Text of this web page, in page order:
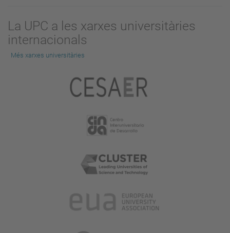
La UPC a les xarxes universitàries
internacionals
Més xarxes universitàries